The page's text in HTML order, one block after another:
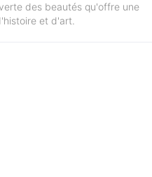
des beautés qu'offre une
et d'art.